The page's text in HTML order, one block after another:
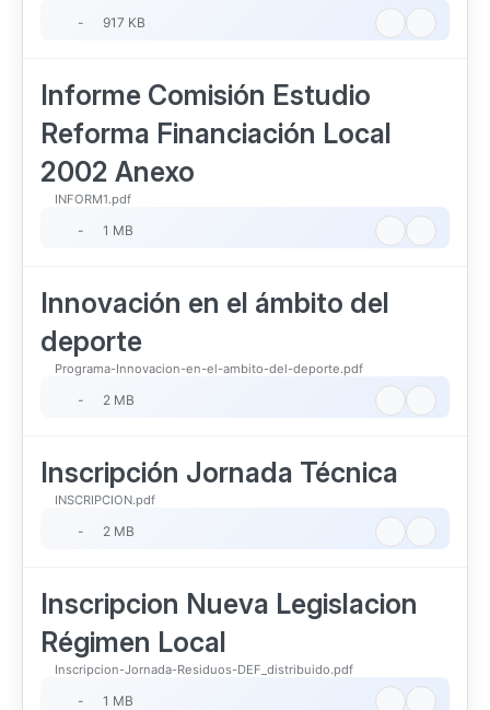
- 917 KB
Informe Comisión Estudio
Reforma Financiación Local
2002 Anexo
INFORM1.pdf
- 1 MB
Innovación en el ámbito del
deporte
Programa-Innovacion-en-el-ambito-del-deporte.pdf
- 2 MB
Inscripción Jornada Técnica
INSCRIPCION.pdf
- 2 MB
Inscripcion Nueva Legislacion
Régimen Local
Inscripcion-Jornada-Residuos-DEF_distribuido.pdf
- 1 MB